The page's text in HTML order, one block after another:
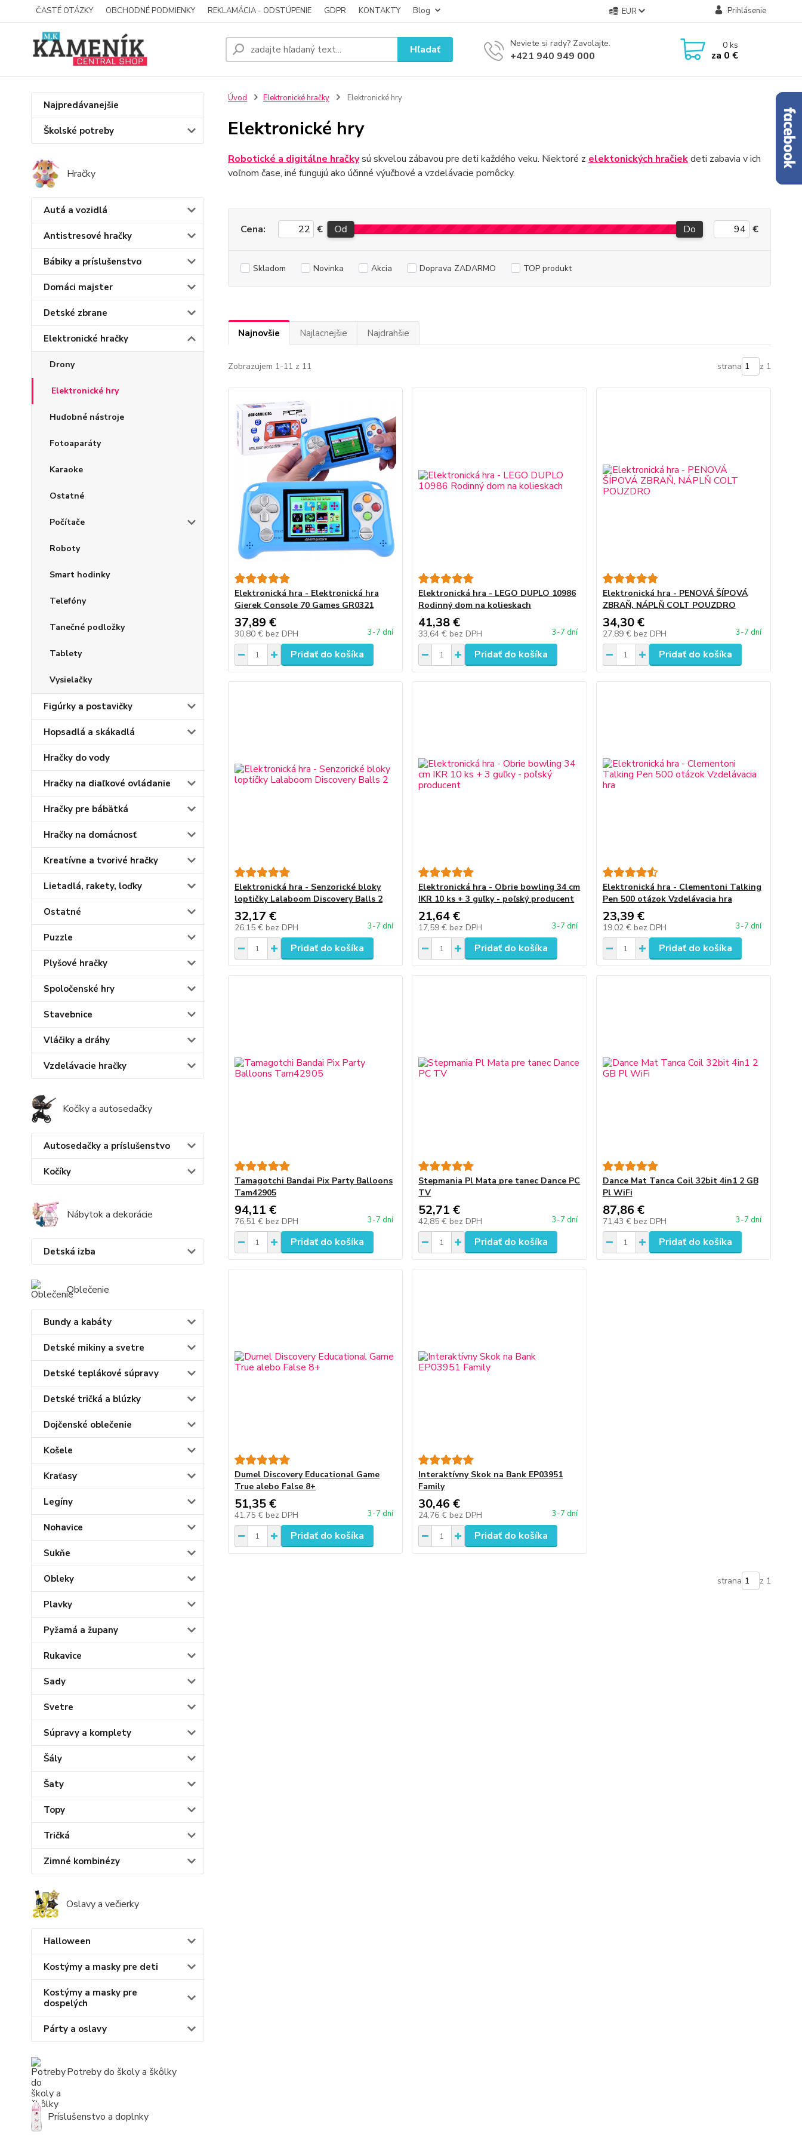
ČASTÉ OTÁZKY OBCHODNÉ PODMIENKY REKLAMÁCIA - ODSTÚPENIE GDPR KONTAKTY Blog EUR Prihlásenie
Hľadať Neviete si rady? Zavolajte.
+421 940 949 000
0ks
za 0 €
Najpredávanejšie
Školské potreby
Hračky
Autá a vozidlá
Antistresové hračky
Bábiky a príslušenstvo
Domáci majster
Detské zbrane
Elektronické hračky
Drony
Elektronické hry
Hudobné nástroje
Fotoaparáty
Karaoke
Ostatné
Počítače
Roboty
Smart hodinky
Telefóny
Tanečné podložky
Tablety
Vysielačky
Figúrky a postavičky
Hopsadlá a skákadlá
Hračky do vody
Hračky na diaľkové ovládanie
Hračky pre bábätká
Hračky na domácnosť
Kreatívne a tvorivé hračky
Lietadlá, rakety, loďky
Ostatné
Puzzle
Plyšové hračky
Spoločenské hry
Stavebnice
Vláčiky a dráhy
Vzdelávacie hračky
Kočíky a autosedačky
Autosedačky a príslušenstvo
Kočíky
Nábytok a dekorácie
Detská izba
Oblečenie
Bundy a kabáty
Detské mikiny a svetre
Detské teplákové súpravy
Detské tričká a blúzky
Dojčenské oblečenie
Košele
Kraťasy
Legíny
Nohavice
Sukňe
Obleky
Plavky
Pyžamá a župany
Rukavice
Sady
Svetre
Súpravy a komplety
Šály
Šaty
Topy
Tričká
Zimné kombinézy
Oslavy a večierky
Halloween
Kostýmy a masky pre deti
Kostýmy a masky pre
dospelých
Párty a oslavy
Potreby do školy a škôlky
Príslušenstvo a doplnky
Úvod Elektronické hračky Elektronické hry
Elektronické hry
Robotické a digitálne hračkysú skvelou zábavou pre deti každého veku. Niektoré z elektonických hračiekdeti zabavia v ich
voľnom čase, iné fungujú ako účinné výučbové a vzdelávacie pomôcky.
Cena: € Od Do €
Skladom Novinka Akcia Doprava ZADARMO TOP produkt
Najnovšie Najlacnejšie Najdrahšie
Zobrazujem 1-11 z 11 strana z 1
Elektronická hra - Elektronická hra
Gierek Console 70 Games GR0321
37,89 €
30,80 € bez DPH 3-7 dní
Pridať do košíka
Elektronická hra - LEGO DUPLO 10986
Rodinný dom na kolieskach
41,38 €
33,64 € bez DPH 3-7 dní
Pridať do košíka
Elektronická hra - PENOVÁ ŠÍPOVÁ
ZBRAŇ, NÁPLŇ COLT POUZDRO
34,30 €
27,89 € bez DPH 3-7 dní
Pridať do košíka
Elektronická hra - Senzorické bloky
loptičky Lalaboom Discovery Balls 2
32,17 €
26,15 € bez DPH 3-7 dní
Pridať do košíka
Elektronická hra - Obrie bowling 34 cm
IKR 10 ks + 3 guľky - poľský producent
21,64 €
17,59 € bez DPH 3-7 dní
Pridať do košíka
Elektronická hra - Clementoni Talking
Pen 500 otázok Vzdelávacia hra
23,39 €
19,02 € bez DPH 3-7 dní
Pridať do košíka
Tamagotchi Bandai Pix Party Balloons
Tam42905
94,11 €
76,51 € bez DPH 3-7 dní
Pridať do košíka
Stepmania Pl Mata pre tanec Dance PC
TV
52,71 €
42,85 € bez DPH 3-7 dní
Pridať do košíka
Dance Mat Tanca Coil 32bit 4in1 2 GB
Pl WiFi
87,86 €
71,43 € bez DPH 3-7 dní
Pridať do košíka
Dumel Discovery Educational Game
True alebo False 8+
51,35 €
41,75 € bez DPH 3-7 dní
Pridať do košíka
Interaktívny Skok na Bank EP03951
Family
30,46 €
24,76 € bez DPH 3-7 dní
Pridať do košíka
strana z 1